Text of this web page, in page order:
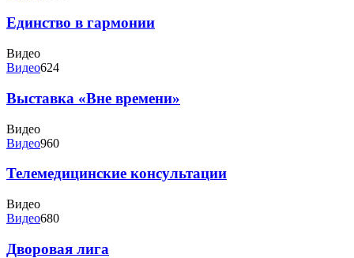
Единство в гармонии
Видео
Видео624
Выставка «Вне времени»
Видео
Видео960
Телемедицинские консультации
Видео
Видео680
Дворовая лига